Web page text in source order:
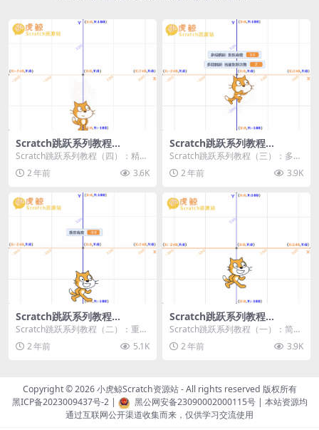
Scratch跳跃系列教程
（四）：精准着陆
Scratch跳跃系列教程（四）：精准
着陆 作者：小虎鲸Scratch资源站
... 2 年前 3.6K
Scratch跳跃系列教程
（三）：多段跳跃
Scratch跳跃系列教程（三）：多段
跳跃 作者：小虎鲸Scratch资源站
连...2 年前 3.9K
Scratch跳跃系列教程
（二）：重力跳跃
Scratch跳跃系列教程（二）：重力
跳跃 作者：小虎鲸Scratch资源站
按...2 年前 5.1K
Scratch跳跃系列教程
（一）：简单跳跃
Scratch跳跃系列教程（一）：简单
跳跃 作者：小虎鲸Scratch资源站
按...2 年前 3.9K
Copyright © 2026小虎鲸Scratch资源站- All rights reserved 版权所有
黑ICP备2023009437号-2| 黑公网安备23090002000115号| 本站资源均
通过互联网公开渠道收集而来，仅供学习交流使用